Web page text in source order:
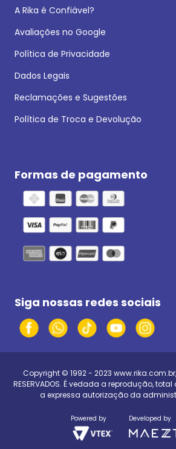
A Rika é Confiável?
Avaliações no Google
Política de Privacidade
Dados Legais
Reclamações e Sugestões
Política de Troca e Devolução
Formas de pagamento
Siga nossas redes sociais
Copyright © 1992 - 2023 www.rika.com.br
RESERVADOS. É vedada a reprodução,
a expressa autorização da
Powered by Developed by